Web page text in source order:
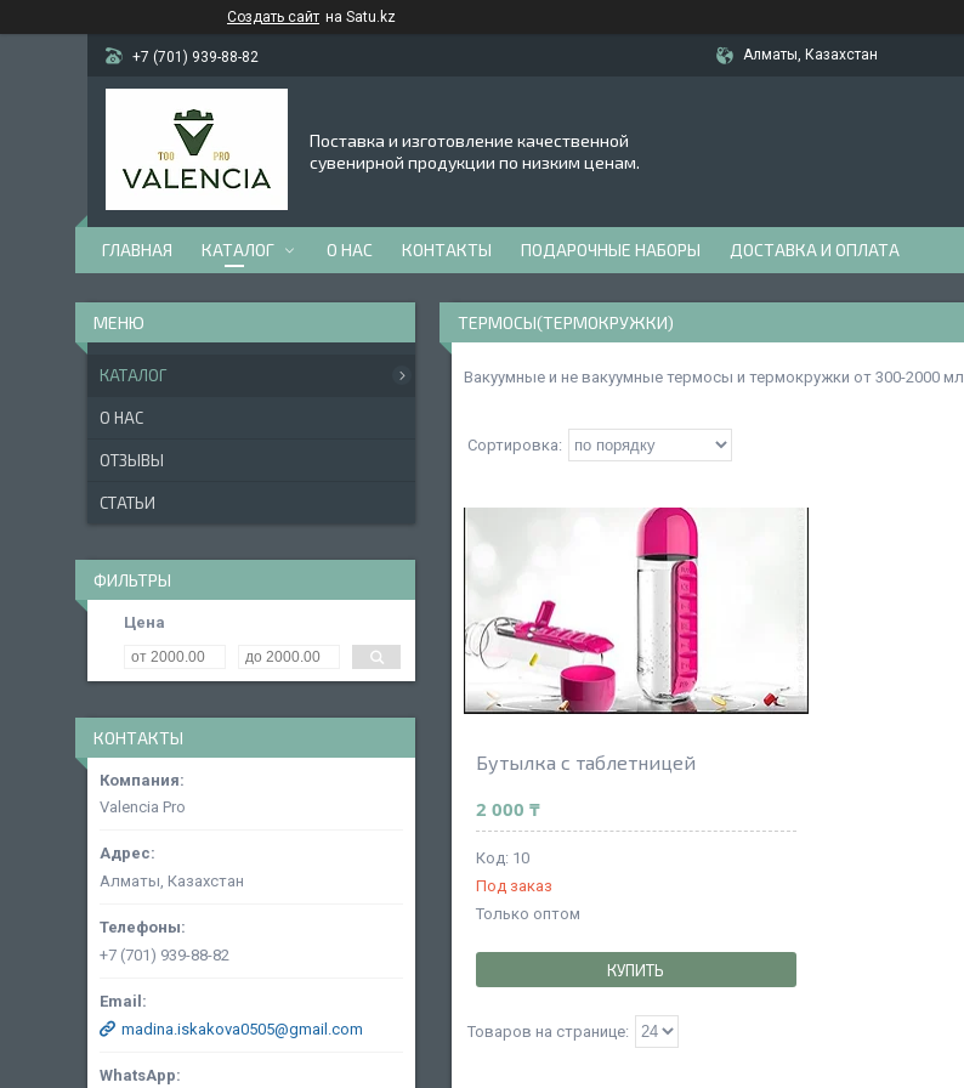
Создать сайт на Satu.kz
+7 (701) 939-88-82 Алматы, Казахстан
Поставка и изготовление качественной
сувенирной продукции по низким ценам.
ГЛАВНАЯ КАТАЛОГ О НАС КОНТАКТЫ ПОДАРОЧНЫЕ НАБОРЫ ДОСТАВКА И ОПЛАТА
ТЕРМОСЫ(ТЕРМОКРУЖКИ)
Вакуумные и не вакуумные термосы и термокружки от 300-2000 мл
Бутылка с таблетницей
2 000 ₸
10
Под заказ
Только оптом
КУПИТЬ
КАТАЛОГ
О НАС
ОТЗЫВЫ
СТАТЬИ
ФИЛЬТРЫ
Цена
КОНТАКТЫ
Valencia Pro
Алматы, Казахстан
+7 (701) 939-88-82
madina.iskakova0505@gmail.com